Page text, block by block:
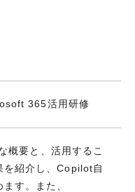
365活用研修
概要と、活用するこ
を紹介し、Copilot自
す。また、